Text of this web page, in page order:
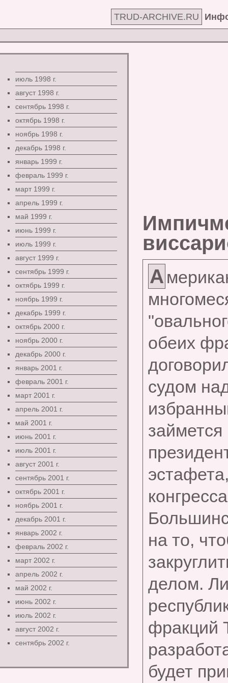
TRUD-ARCHIVE.RU
июль 1998 г.
август 1998 г.
сентябрь 1998 г.
октябрь 1998 г.
ноябрь 1998 г.
декабрь 1998 г.
январь 1999 г.
февраль 1999 г.
март 1999 г.
апрель 1999 г.
май 1999 г.
июнь 1999 г.
июль 1999 г.
август 1999 г.
сентябрь 1999 г.
октябрь 1999 г.
ноябрь 1999 г.
декабрь 1999 г.
октябрь 2000 г.
ноябрь 2000 г.
декабрь 2000 г.
январь 2001 г.
февраль 2001 г.
март 2001 г.
апрель 2001 г.
май 2001 г.
июнь 2001 г.
июль 2001 г.
август 2001 г.
сентябрь 2001 г.
октябрь 2001 г.
ноябрь 2001 г.
декабрь 2001 г.
январь 2002 г.
февраль 2002 г.
март 2002 г.
апрель 2002 г.
май 2002 г.
июнь 2002 г.
июль 2002 г.
август 2002 г.
сентябрь 2002 г.
А
обеих
судом
на то,
делом.
фракций
будет